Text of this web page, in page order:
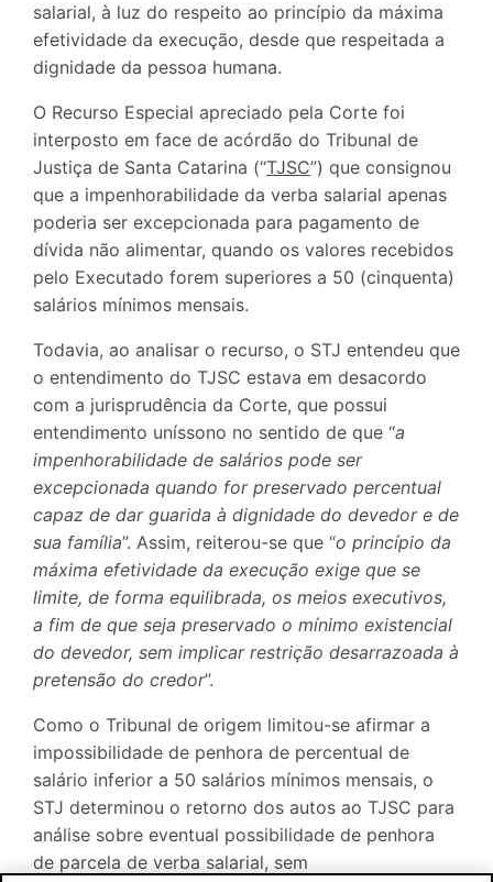
salarial, à luz do respeito ao princípio da máxima
efetividade da execução, desde que respeitada a
dignidade da pessoa humana.
O Recurso Especial apreciado pela Corte foi
interposto em face de acórdão do Tribunal de
Justiça de Santa Catarina (“TJSC”) que consignou
que a impenhorabilidade da verba salarial apenas
poderia ser excepcionada para pagamento de
dívida não alimentar, quando os valores recebidos
pelo Executado forem superiores a 50 (cinquenta)
salários mínimos mensais.
Todavia, ao analisar o recurso, o STJ entendeu que
o entendimento do TJSC estava em desacordo
com a jurisprudência da Corte, que possui
entendimento uníssono no sentido de que “a
impenhorabilidade de salários pode ser
excepcionada quando for preservado percentual
capaz de dar guarida à dignidade do devedor e de
sua família”. Assim, reiterou-se que “o princípio da
máxima efetividade da execução exige que se
limite, de forma equilibrada, os meios executivos,
a fim de que seja preservado o mínimo existencial
do devedor, sem implicar restrição desarrazoada à
pretensão do credor”.
Como o Tribunal de origem limitou-se afirmar a
impossibilidade de penhora de percentual de
salário inferior a 50 salários mínimos mensais, o
STJ determinou o retorno dos autos ao TJSC para
análise sobre eventual possibilidade de penhora
de parcela de verba salarial, sem